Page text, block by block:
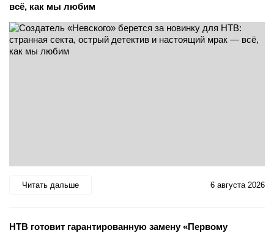
всё, как мы любим
Читать дальше 6 августа 2026
НТВ готовит гарантированную замену «Первому